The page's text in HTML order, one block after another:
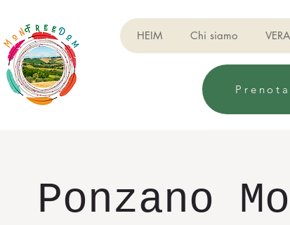
HEIM Chi siamo
Ponzano